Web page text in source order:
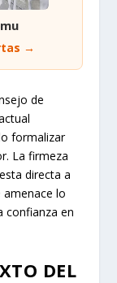
→
de
formalizar
La firmeza
directa a
amenace lo
confianza en
DEL